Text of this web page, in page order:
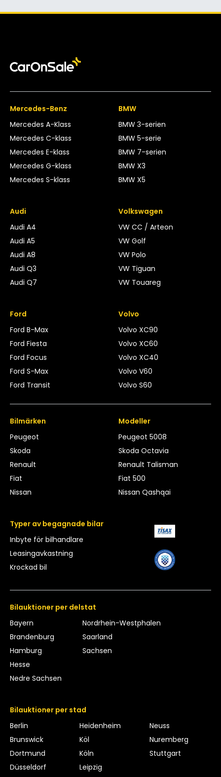
Mercedes-Benz
Mercedes A-Klass
Mercedes C-klass
Mercedes E-klass
Mercedes G-klass
Mercedes S-klass
BMW
BMW 3-serien
BMW 5-serie
BMW 7-serien
BMW X3
BMW X5
Audi
Audi A4
Audi A5
Audi A8
Audi Q3
Audi Q7
Volkswagen
VW CC / Arteon
VW Golf
VW Polo
VW Tiguan
VW Touareg
Ford
Ford B-Max
Ford Fiesta
Ford Focus
Ford S-Max
Ford Transit
Volvo
Volvo XC90
Volvo XC60
Volvo XC40
Volvo V60
Volvo S60
Bilmärken
Peugeot
Skoda
Renault
Fiat
Nissan
Modeller
Peugeot 5008
Skoda Octavia
Renault Talisman
Fiat 500
Nissan Qashqai
Typer av begagnade bilar
Inbyte för bilhandlare
Leasingavkastning
Krockad bil
Bilauktioner per delstat
Bayern
Brandenburg
Hamburg
Hesse
Nedre Sachsen
Nordrhein-Westphalen
Saarland
Sachsen
Bilauktioner per stad
Berlin
Brunswick
Dortmund
Düsseldorf
Heidenheim
Köl
Köln
Leipzig
Neuss
Nuremberg
Stuttgart